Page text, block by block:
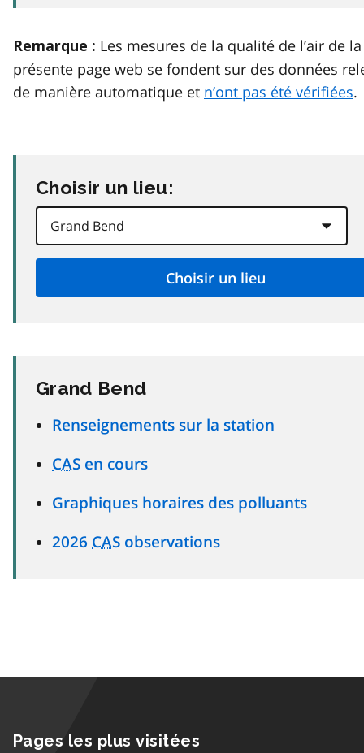
Remarque : Les mesures de la qualité de l’air de la
présente page web se fondent sur des données
de manière automatique et n’ont pas été vérifiées.
Choisir un lieu:
Grand Bend
Renseignements sur la station
CAS en cours
Graphiques horaires des polluants
2026 CAS observations
Pages les plus visitées